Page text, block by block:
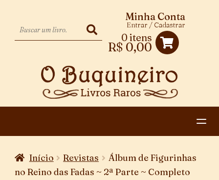
0 itens
R$ 0,00
Minha Conta
Entrar / Cadastrar
CATEGORIAS
EXPANDIR
MENU
Início Revistas
Álbum de Figurinhas
no Reino das Fadas ~ 2ª Parte ~ Completo